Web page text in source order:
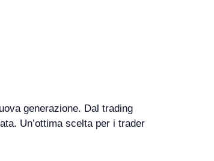
generazione. Dal trading
Un’ottima scelta per i trader